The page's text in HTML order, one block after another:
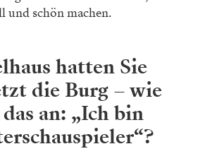
schön machen.
hatten Sie
die Burg – wie
an: „Ich bin